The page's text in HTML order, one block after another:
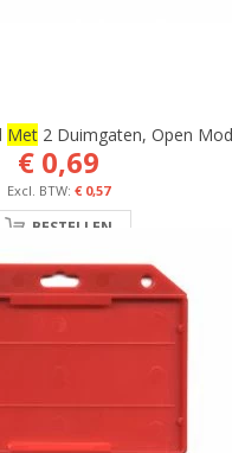
Met2 Duimgaten, Open
€ 0,69
€ 0,57
BESTELLEN